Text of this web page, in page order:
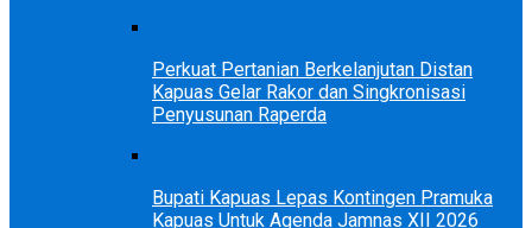
Perkuat Pertanian Berkelanjutan Distan
Kapuas Gelar Rakor dan Singkronisasi
Penyusunan Raperda
Bupati Kapuas Lepas Kontingen Pramuka
Kapuas Untuk Agenda Jamnas XII 2026